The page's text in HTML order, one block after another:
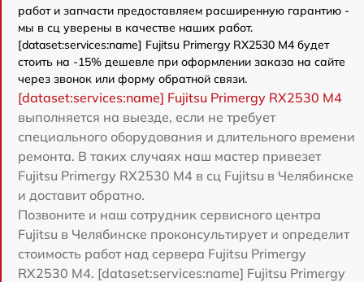
работ и запчасти предоставляем расширенную гарантию -
мы в сц уверены в качестве наших работ.
[dataset:services:name] Fujitsu Primergy RX2530 M4 будет
стоить на -15% дешевле при оформлении заказа на сайте
через звонок или форму обратной связи.
[dataset:services:name] Fujitsu Primergy RX2530 M4
выполняется на выезде, если не требует
специального оборудования и длительного времени
ремонта. В таких случаях наш мастер привезет
Fujitsu Primergy RX2530 M4 в сц Fujitsu в Челябинске
и доставит обратно.
Позвоните и наш сотрудник сервисного центра
Fujitsu в Челябинске проконсультирует и определит
стоимость работ над сервера Fujitsu Primergy
RX2530 M4. [dataset:services:name] Fujitsu Primergy